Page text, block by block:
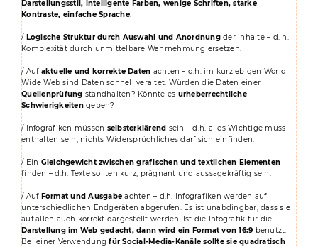
Darstellungsstil, intelligente Farben, wenige Schriften, starke
Kontraste, einfache Sprache.
/ Logische Struktur durch Auswahl und Anordnungder Inhalte – d. h.
Komplexität durch unmittelbare Wahrnehmung ersetzen.
/ Auf aktuelle und korrekte Daten achten – d.h. im kurzlebigen World
Wide Web sind Daten schnell veraltet. Würden die Daten einer
Quellenprüfung standhalten? Könnte es urheberrechtliche
Schwierigkeitengeben?
/ Infografiken müssen selbsterklärend sein – d.h. alles Wichtige muss
enthalten sein, nichts Widersprüchliches darf sich einfinden.
/ Ein Gleichgewicht zwischen grafischen und textlichen Elementen
finden – d.h. Texte sollten kurz, prägnant und aussagekräftig sein.
/ Auf Format und Ausgabe achten – d.h. Infografiken werden auf
unterschiedlichen Endgeräten abgerufen. Es ist unabdingbar, dass sie
auf allen auch korrekt dargestellt werden. Ist die Infografik für die
Darstellung im Web gedacht, dann wird ein Format von 16:9 benutzt.
Bei einer Verwendungfür Social-Media-Kanäle sollte sie quadratisch